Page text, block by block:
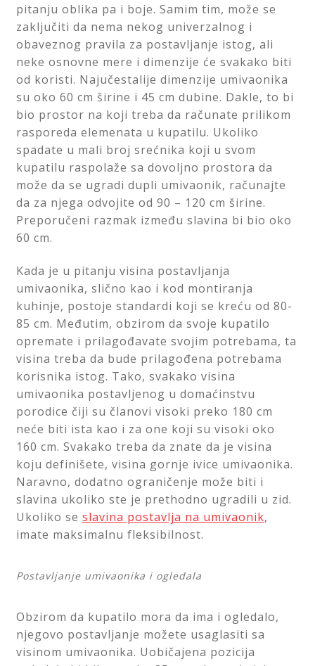
pitanju oblika pa i boje. Samim tim, može se
zaključiti da nema nekog univerzalnog i
obaveznog pravila za postavljanje istog, ali
neke osnovne mere i dimenzije će svakako biti
od koristi. Najučestalije dimenzije umivaonika
su oko 60 cm širine i 45 cm dubine. Dakle, to bi
bio prostor na koji treba da računate prilikom
rasporeda elemenata u kupatilu. Ukoliko
spadate u mali broj srećnika koji u svom
kupatilu raspolaže sa dovoljno prostora da
može da se ugradi dupli umivaonik, računajte
da za njega odvojite od 90 – 120 cm širine.
Preporučeni razmak između slavina bi bio oko
60 cm.
Kada je u pitanju visina postavljanja
umivaonika, slično kao i kod montiranja
kuhinje, postoje standardi koji se kreću od 80-
85 cm. Međutim, obzirom da svoje kupatilo
opremate i prilagođavate svojim potrebama, ta
visina treba da bude prilagođena potrebama
korisnika istog. Tako, svakako visina
umivaonika postavljenog u domaćinstvu
porodice čiji su članovi visoki preko 180 cm
neće biti ista kao i za one koji su visoki oko
160 cm. Svakako treba da znate da je visina
koju definišete, visina gornje ivice umivaonika.
Naravno, dodatno ograničenje može biti i
slavina ukoliko ste je prethodno ugradili u zid.
Ukoliko se slavina postavlja na umivaonik,
imate maksimalnu fleksibilnost.
Postavljanje umivaonika i ogledala
Obzirom da kupatilo mora da ima i ogledalo,
njegovo postavljanje možete usaglasiti sa
visinom umivaonika. Uobičajena pozicija